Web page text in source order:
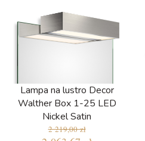
Lampa na lustro Decor
Walther Box 1-25 LED
Nickel Satin
2 219,00 zł